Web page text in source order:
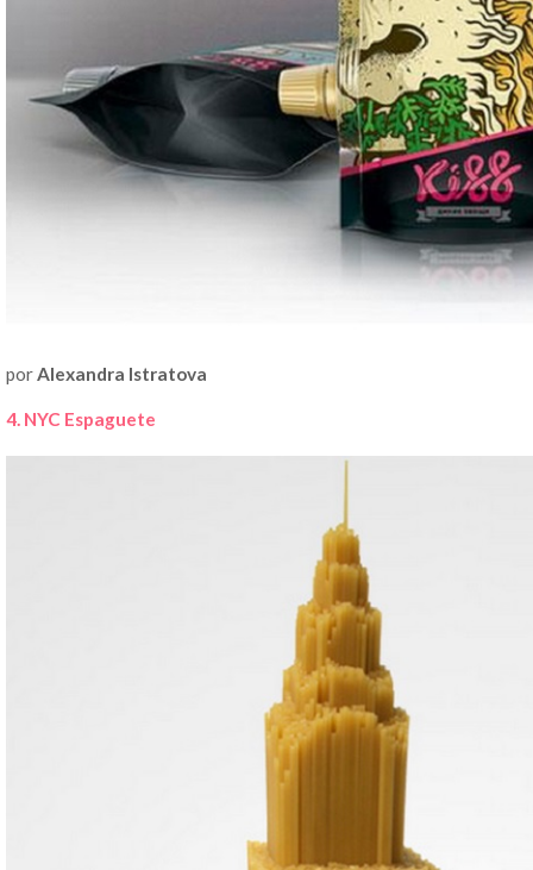
porAlexandra Istratova
4. NYC Espaguete